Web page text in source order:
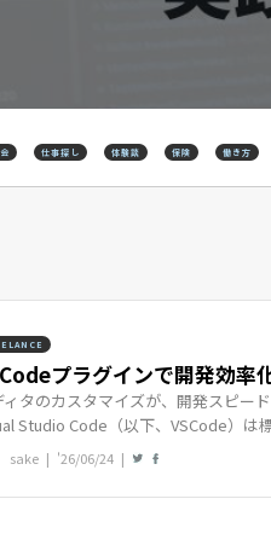
仕事探し 体験談 保険 働き方
プラグインで開発効率
ィタのカスタマイズが、開発スピー
Studio Code（以下、VSCode）は
sake | '26/06/24 |